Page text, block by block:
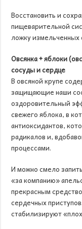
Восстановить и
пищеварительной
ложку измельченных
Овсянка + яблоки
сосуды и сердце
В овсяной крупе
защищающие наши
оздоровительный
свежего яблока, в
антиоксидантов,
радикалов и,
процессами.
И можно смело
«за компанию»
прекрасным
сердечных
стабилизируют